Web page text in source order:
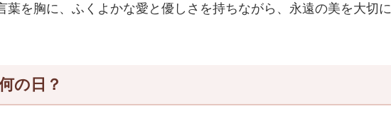
葉を胸に、ふくよかな愛と優しさを持ちながら、永遠の美を大切に
の日？